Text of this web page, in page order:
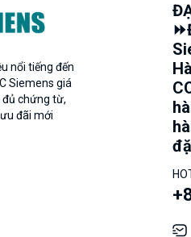
nổi tiếng đến
Siemens giá
đủ chứng từ,
đãi mới